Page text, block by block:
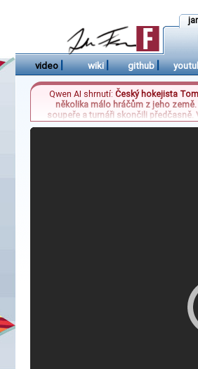
video | wiki | github |
Qwen AI shrnutí:Český hokejista
několika málo hráčům z jeho
soupeře a turnáři skončili předčasně.
doplní dosavadní repertoár